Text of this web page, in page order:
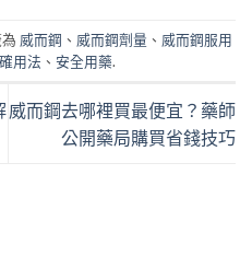
威而鋼 、 威而鋼劑量 、 威而鋼服用
用法 、 安全用藥.
威而鋼去哪裡買最便宜？藥師
公開藥局購買省錢技巧